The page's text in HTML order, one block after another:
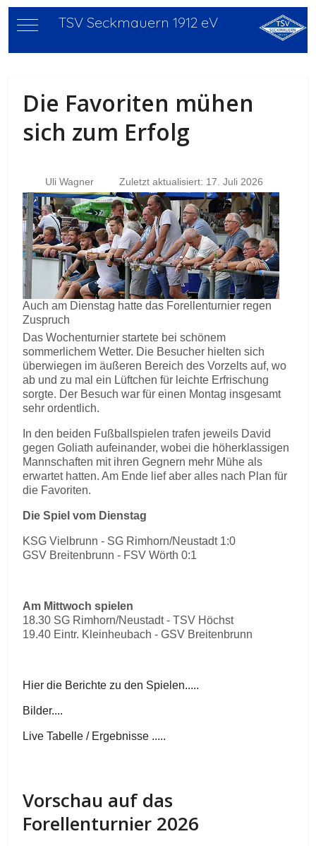
Mobile Menu Toggle
TSV Seckmauern 1912 eV
Die Favoriten mühen
sich zum Erfolg
Uli Wagner Zuletzt aktualisiert: 17. Juli 2026
Auch am Dienstag hatte das Forellenturnier regen
Zuspruch
Das Wochenturnier startete bei schönem
sommerlichem Wetter. Die Besucher hielten sich
überwiegen im äußeren Bereich des Vorzelts auf, wo
ab und zu mal ein Lüftchen für leichte Erfrischung
sorgte. Der Besuch war für einen Montag insgesamt
sehr ordentlich.
In den beiden Fußballspielen trafen jeweils David
gegen Goliath aufeinander, wobei die höherklassigen
Mannschaften mit ihren Gegnern mehr Mühe als
erwartet hatten. Am Ende lief aber alles nach Plan für
die Favoriten.
Die Spiel vom Dienstag
KSG Vielbrunn - SG Rimhorn/Neustadt 1:0
GSV Breitenbrunn - FSV Wörth 0:1
Am Mittwoch spielen
18.30 SG Rimhorn/Neustadt - TSV Höchst
19.40 Eintr. Kleinheubach - GSV Breitenbrunn
Hier die Berichte zu den Spielen.....
Bilder....
Live Tabelle / Ergebnisse .....
Vorschau auf das
Forellenturnier 2026